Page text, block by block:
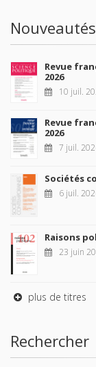
Nouveautés
Revue
2026
10 juil.
Revue
2026
7 juil.
Sociétés
6 juil.
Raisons
23 juin
plus de titres
Rechercher